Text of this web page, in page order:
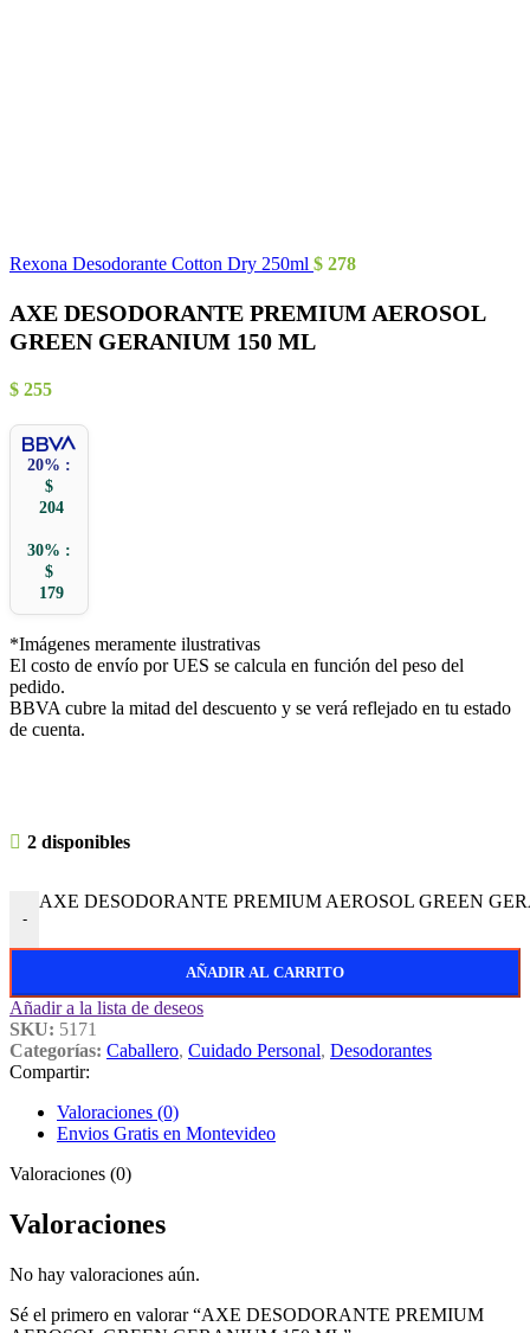
Rexona Desodorante Cotton Dry 250ml $ 278
AXE DESODORANTE PREMIUM AEROSOL
GREEN GERANIUM 150 ML
$ 255
20% :
$
204
30% :
$
179
*Imágenes meramente ilustrativas
El costo de envío por UES se calcula en función del peso del
pedido.
BBVA cubre la mitad del descuento y se verá reflejado en tu estado
de cuenta.
2 disponibles
-
AXE DESODORANTE PREMIUM AEROSOL GREEN
AÑADIR AL CARRITO
Añadir a la lista de deseos
SKU: 5171
Categorías: Caballero, Cuidado Personal, Desodorantes
Compartir:
Valoraciones (0)
Envios Gratis en Montevideo
Valoraciones (0)
Valoraciones
No hay valoraciones aún.
Sé el primero en valorar “AXE DESODORANTE PREMIUM